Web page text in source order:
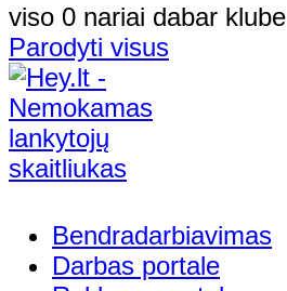
viso 0 nariai dabar klube
Parodyti visus
Bendradarbiavimas
Darbas portale